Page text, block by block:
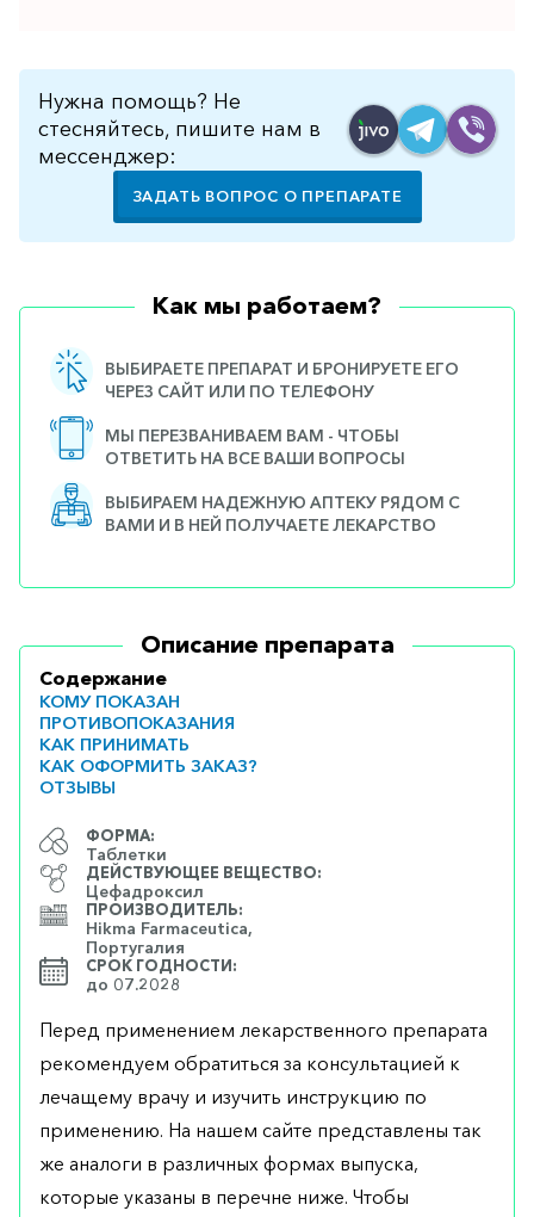
Нужна помощь? Не
стесняйтесь, пишите нам в
мессенджер:
ЗАДАТЬ ВОПРОС О ПРЕПАРАТЕ
Как мы работаем?
ВЫБИРАЕТЕ ПРЕПАРАТ И БРОНИРУЕТЕ ЕГО
ЧЕРЕЗ САЙТ ИЛИ ПО ТЕЛЕФОНУ
МЫ ПЕРЕЗВАНИВАЕМ ВАМ - ЧТОБЫ
ОТВЕТИТЬ НА ВСЕ ВАШИ ВОПРОСЫ
ВЫБИРАЕМ НАДЕЖНУЮ АПТЕКУ РЯДОМ С
ВАМИ И В НЕЙ ПОЛУЧАЕТЕ ЛЕКАРСТВО
Описание препарата
Содержание
КОМУ ПОКАЗАН
ПРОТИВОПОКАЗАНИЯ
КАК ПРИНИМАТЬ
КАК ОФОРМИТЬ ЗАКАЗ?
ОТЗЫВЫ
ФОРМА:
Таблетки
ДЕЙСТВУЮЩЕЕ ВЕЩЕСТВО:
Цефадроксил
ПРОИЗВОДИТЕЛЬ:
Hikma Farmaceutica,
Португалия
СРОК ГОДНОСТИ:
до 07.2028
Перед применением лекарственного препарата
рекомендуем обратиться за консультацией к
лечащему врачу и изучить инструкцию по
применению. На нашем сайте представлены так
же аналоги в различных формах выпуска,
которые указаны в перечне ниже. Чтобы